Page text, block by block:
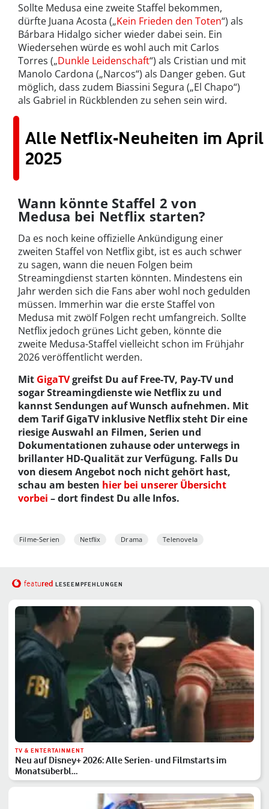
Sollte Medusa eine zweite Staffel bekommen,
dürfte Juana Acosta („Kein Frieden den Toten“) als
Bárbara Hidalgo sicher wieder dabei sein. Ein
Wiedersehen würde es wohl auch mit Carlos
Torres („Dunkle Leidenschaft“) als Cristian und mit
Manolo Cardona („Narcos“) als Danger geben. Gut
möglich, dass zudem Biassini Segura („El Chapo“)
als Gabriel in Rückblenden zu sehen sein wird.
Alle Netflix-Neuheiten im April
2025
Wann könnte Staffel 2 von
Medusa bei Netflix starten?
Da es noch keine offizielle Ankündigung einer
zweiten Staffel von Netflix gibt, ist es auch schwer
zu sagen, wann die neuen Folgen beim
Streamingdienst starten könnten. Mindestens ein
Jahr werden sich die Fans aber wohl noch gedulden
müssen. Immerhin war die erste Staffel von
Medusa mit zwölf Folgen recht umfangreich. Sollte
Netflix jedoch grünes Licht geben, könnte die
zweite Medusa-Staffel vielleicht schon im Frühjahr
2026 veröffentlicht werden.
Mit GigaTVgreifst Du auf Free-TV, Pay-TV und
sogar Streamingdienste wie Netflix zu und
kannst Sendungen auf Wunsch aufnehmen. Mit
dem Tarif GigaTV inklusive Netflix steht Dir eine
riesige Auswahl an Filmen, Serien und
Dokumentationen zuhause oder unterwegs in
brillanter HD-Qualität zur Verfügung. Falls Du
von diesem Angebot noch nicht gehört hast,
schau am besten hier bei unserer Übersicht
vorbei – dort findest Du alle Infos.
Filme-Serien Netflix Drama Telenovela
featured LESEEMPFEHLUNGEN
TV & ENTERTAINMENT
Neu auf Disney+ 2026: Alle Serien- und Filmstarts im
Monatsüberbl…